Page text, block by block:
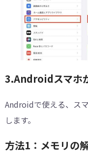
3.Androidスマホ
Androidで使える、ス
します。
方法1：メモリの